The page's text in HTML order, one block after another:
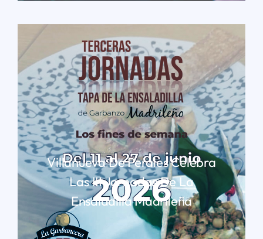
Villanueva De Perales Celebra
Las III Jornadas De La
Ensaladilla Madrileña
LEER MÁS